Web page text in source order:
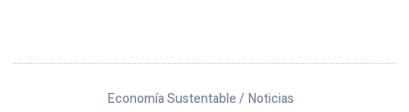
Economía Sustentable / Noticias